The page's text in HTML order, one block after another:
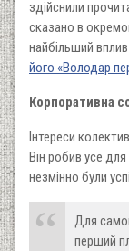
здійснили
сказано в
найбільший
його «Володар
Корпоративна
Інтереси
Він робив усе
незмінно були
Для
перший